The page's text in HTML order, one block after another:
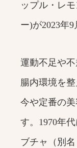
ップル・レ
ー)が2023年9
運動不足や
腸内環境を
今や定番の
す。1970年
ブチャ（別